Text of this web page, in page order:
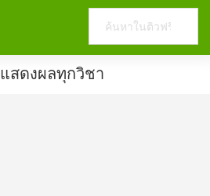
website
แสดงผลทุกวิชา